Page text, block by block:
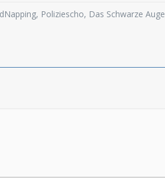
Poliziescho, Das Schwarze Auge